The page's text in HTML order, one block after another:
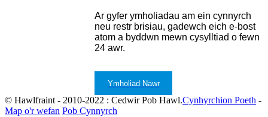
Ar gyfer ymholiadau am ein cynnyrch
neu restr brisiau, gadewch eich e-bost
atom a byddwn mewn cysylltiad o fewn
24 awr.
Ymholiad Nawr
© Hawlfraint - 2010-2022 : Cedwir Pob Hawl.Cynhyrchion Poeth -
Map o'r wefan Pob Cynnyrch